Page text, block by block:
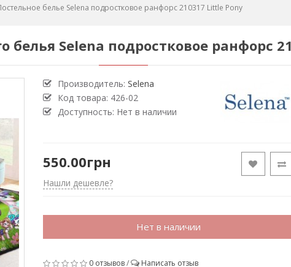
белье Selena подростковое ранфорс 210317 Little Pony
белья Selena подростковое ранфорс
Производитель: Selena
Код товара: 426-02
Доступность: Нет в наличии
550.00грн
Нашли дешевле?
Нет в наличии
0 отзывов/ Написать отзыв